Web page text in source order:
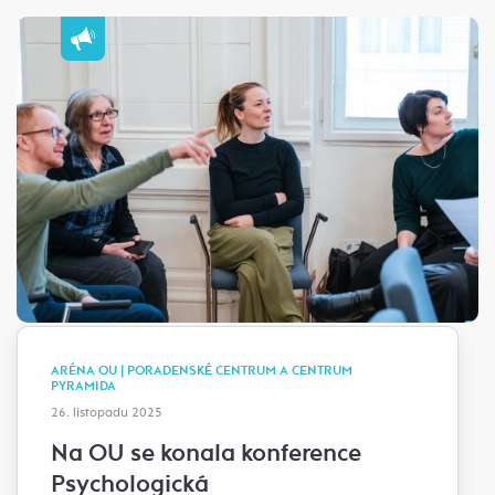
ARÉNA OU | PORADENSKÉ CENTRUM A CENTRUM
PYRAMIDA
26. listopadu 2025
Na OU se konala konference
Psychologická